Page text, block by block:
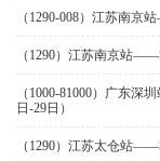
（1290-008）江苏南京
（1290）江苏南京站
（1000-81000）广东深
日-29日）
（1290）江苏太仓站